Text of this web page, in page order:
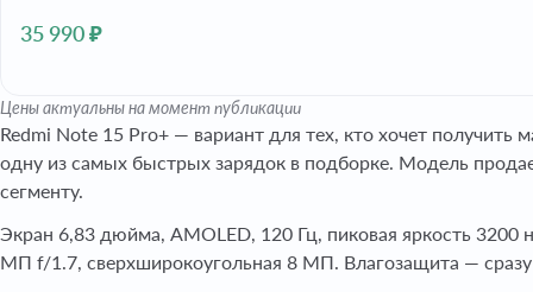
35 990 ₽
Цены актуальны на момент публикации
Redmi Note 15 Pro+ — вариант для тех, кто хочет
одну из самых быстрых зарядок в подборке. Модель
сегменту.
Экран 6,83 дюйма, AMOLED, 120 Гц, пиковая яркость 3200
МП f/1.7, сверхширокоугольная 8 МП. Влагозащита — сразу